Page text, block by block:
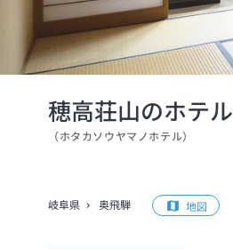
穂高荘山のホテル
（ ホタカソウヤマノホテル）
岐阜県 奥飛騨 地図